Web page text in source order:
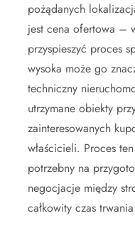
pożądanych
jest cena ofertowa –
przyspieszyć proces
wysoka może go
techniczny
utrzymane obiekty
zainteresowanych
właścicieli. Proces
potrzebny na
negocjacje między
całkowity czas